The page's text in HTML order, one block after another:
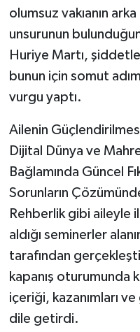
olumsuz vakıanın
unsurunun
Huriye Martı,
bunun için somut
vurgu yaptı.
Ailenin
Dijital Dünya ve
Bağlamında Güncel
Sorunların
Rehberlik gibi aileyle
aldığı seminerler
tarafından
kapanış oturumunda
içeriği, kazanımları
dile getirdi.
Trabzon
Tunceli Müftülüğü
Uşak Müftülüğü
Van Müftülüğü
Yozgat
Zonguldak